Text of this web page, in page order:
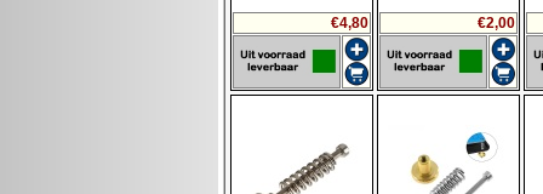
€4,80 €2,00